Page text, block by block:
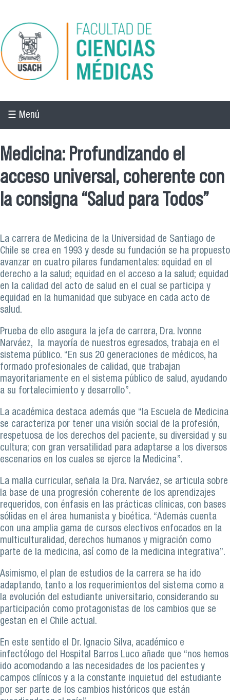
Pasar al contenido principal
☰ Menú
Medicina: Profundizando el
acceso universal, coherente con
la consigna “Salud para Todos”
La carrera de Medicina de la Universidad de Santiago de
Chile se crea en 1993 y desde su fundación se ha propuesto
avanzar en cuatro pilares fundamentales: equidad en el
derecho a la salud; equidad en el acceso a la salud; equidad
en la calidad del acto de salud en el cual se participa y
equidad en la humanidad que subyace en cada acto de
salud.
Prueba de ello asegura la jefa de carrera, Dra. Ivonne
Narváez, la mayoría de nuestros egresados, trabaja en el
sistema público. “En sus 20 generaciones de médicos, ha
formado profesionales de calidad, que trabajan
mayoritariamente en el sistema público de salud, ayudando
a su fortalecimiento y desarrollo”.
La académica destaca además que “la Escuela de Medicina
se caracteriza por tener una visión social de la profesión,
respetuosa de los derechos del paciente, su diversidad y su
cultura; con gran versatilidad para adaptarse a los diversos
escenarios en los cuales se ejerce la Medicina”.
La malla curricular, señala la Dra. Narváez, se articula sobre
la base de una progresión coherente de los aprendizajes
requeridos, con énfasis en las prácticas clínicas, con bases
sólidas en el área humanista y bioética. “Además cuenta
con una amplia gama de cursos electivos enfocados en la
multiculturalidad, derechos humanos y migración como
parte de la medicina, así como de la medicina integrativa”.
Asimismo, el plan de estudios de la carrera se ha ido
adaptando, tanto a los requerimientos del sistema como a
la evolución del estudiante universitario, considerando su
participación como protagonistas de los cambios que se
gestan en el Chile actual.
En este sentido el Dr. Ignacio Silva, académico e
infectólogo del Hospital Barros Luco añade que “nos hemos
ido acomodando a las necesidades de los pacientes y
campos clínicos y a la constante inquietud del estudiante
por ser parte de los cambios históricos que están